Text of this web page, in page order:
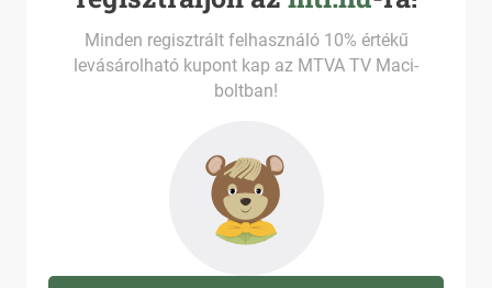
Minden regisztrált felhasználó 10% értékű
levásárolható kupont kap az MTVA TV Maci-
boltban!